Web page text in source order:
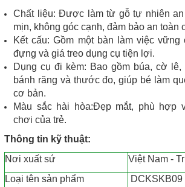
Chất liệu: Được làm từ gỗ tự nhiên an
mịn, không góc cạnh, đảm bảo an toàn
Kết cấu: Gồm một bàn làm việc
đựng và giá treo dụng cụ tiện lợi.
Dụng cụ đi kèm: Bao gồm búa, cờ
bánh răng và thước đo, giúp bé làm
cơ bản.
Màu sắc hài hòa:Đẹp mắt, phù hợp
chơi của trẻ.
Thông tin kỹ thuật:
Nơi xuất sứ
Việt Nam -
Loại tên sản phẩm
DCKSKB09